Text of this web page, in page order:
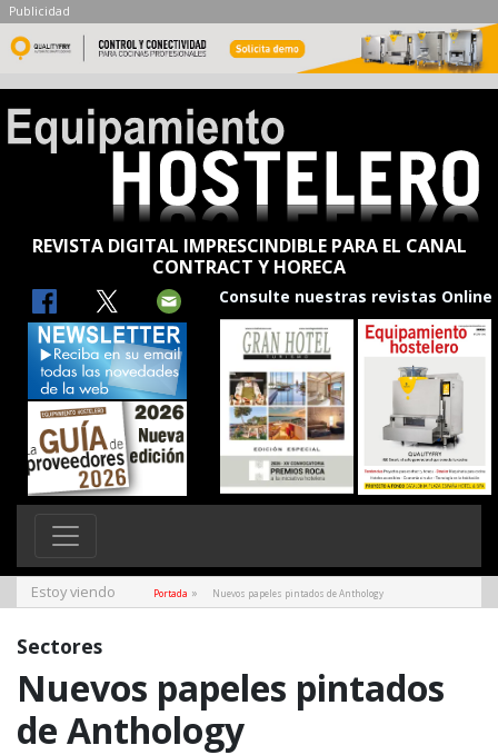
Publicidad
REVISTA DIGITAL IMPRESCINDIBLE PARA EL CANAL
CONTRACT Y HORECA
Consulte nuestras revistas Online
Estoy viendo Portada » Nuevos papeles pintados de Anthology
Sectores
Nuevos papeles pintados
de Anthology